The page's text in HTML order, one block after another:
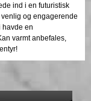
ind i en futuristisk
og engagerende
havde en
varmt anbefales,